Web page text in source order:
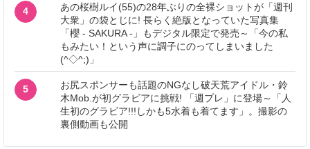
4
あの桜樹ルイ(55)の28年ぶりの全裸ショットが「週刊
大衆」の袋とじに! 長らく絶版となっていた写真集
「櫻 - SAKURA -」もデジタル限定で発売～「今の私
もみたい！という声に調子にのってしまいました
(^◇^;)」
5
お尻スポンサーも話題のNGなし破天荒アイドル・鈴
木Mob.が初グラビアに挑戦! 「週プレ」に登場～「人
生初のグラビア!!!しかも5水着も着てます」。撮影の
裏側動画も公開